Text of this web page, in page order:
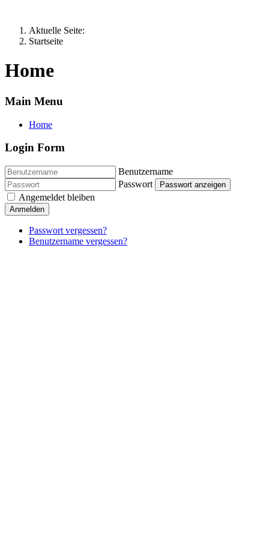
Aktuelle Seite:
Startseite
Home
Main Menu
Home
Login Form
Benutzername
Passwort
Passwort anzeigen
Angemeldet bleiben
Anmelden
Passwort vergessen?
Benutzername vergessen?